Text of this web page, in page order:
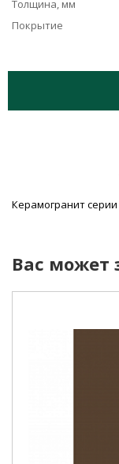
Толщина, мм
Покрытие
Керамогранит
Вас может